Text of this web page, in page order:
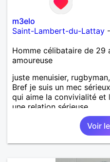
m3elo
Saint-Lambert-du-Lattay -
Homme célibataire de 29
amoureuse
juste menuisier,
Bref je suis un mec
qui aime la convivialité et
une relation sérieuse.
Voir